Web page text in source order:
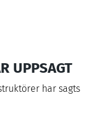
UPPSAGT
har sagts